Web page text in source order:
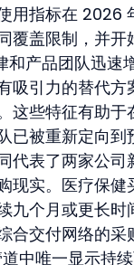
用指标在 2026
覆盖限制，并
产品团队迅速
吸引力的替代
这些特征有助
已被重新定向
代表了两家公司
现实。医疗保
九个月或更长
合交付网络的
中唯一显示持